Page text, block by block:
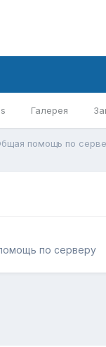
Галерея
помощь по
по серверу